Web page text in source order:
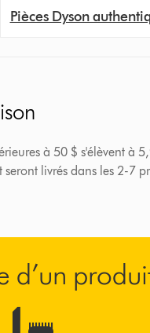
Pièces Dyson
à 50 $ s'élèvent
seront livrés dans les 2-7
d’un